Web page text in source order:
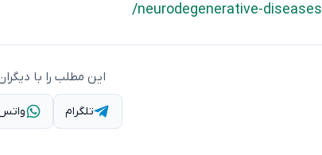
neurodegenerative-diseases/
این مطلب را با
تلگرام